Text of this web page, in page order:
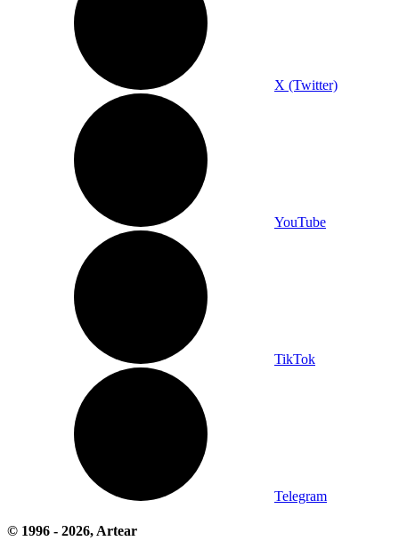
X (Twitter)
YouTube
TikTok
Telegram
© 1996 - 2026, Artear